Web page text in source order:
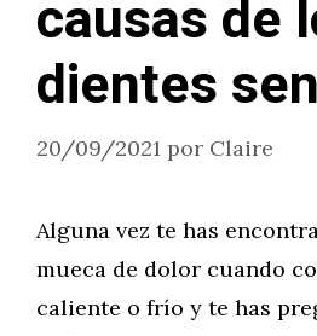
causas de
dientes
20/09/2021 por Claire
Alguna vez te has
mueca de dolor cuando
caliente o frío y te has